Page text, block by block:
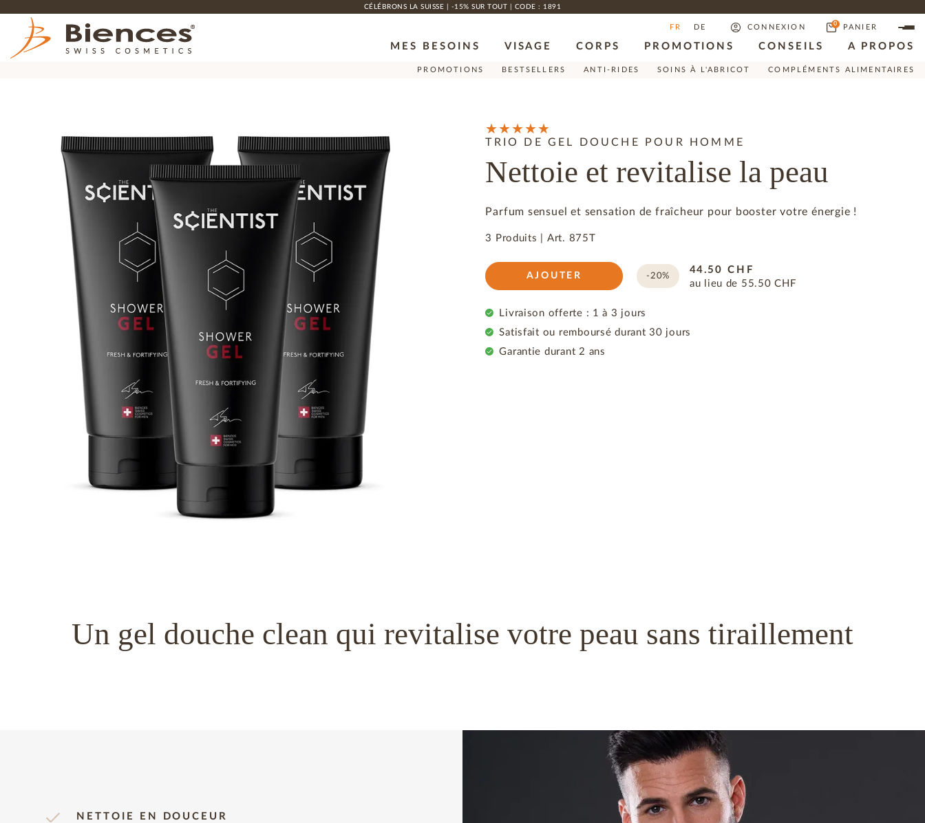
CÉLÉBRONS LA SUISSE | -15% SUR TOUT | CODE : 1891
FR DE CONNEXION 0 PANIER
MES BESOINS VISAGE CORPS PROMOTIONS CONSEILS A PROPOS
PROMOTIONS BESTSELLERS ANTI-RIDES SOINS À L'ABRICOT COMPLÉMENTS ALIMENTAIRES
TRIO DE GEL DOUCHE POUR HOMME
Nettoie et revitalise la peau
Parfum sensuel et sensation de fraîcheur pour booster votre énergie !
3 Produits Art. 875T
AJOUTER -20%
44.50 CHF
au lieu de 55.50 CHF
Livraison offerte : 1 à 3 jours
Satisfait ou remboursé durant 30 jours
Garantie durant 2 ans
Un gel douche clean qui revitalise votre peau sans tiraillement
NETTOIE EN DOUCEUR